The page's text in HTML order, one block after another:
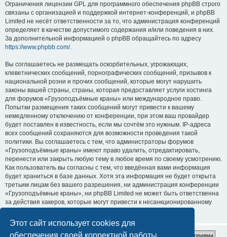
Этот сайт использует cookies для
обеспечения своей корректной работы.
Ограничения лицензии GPL для программного обеспечения phpBB строго
связаны с организацией и поддержкой интернет-конференций, и phpBB
Limited не несёт ответственности за то, что администрация конференций
определяет в качестве допустимого содержания и/или поведения в них.
За дополнительной информацией о phpBB обращайтесь по адресу
https://www.phpbb.com/.
Вы соглашаетесь не размещать оскорбительных, угрожающих,
клеветнических сообщений, порнографических сообщений, призывов к
национальной розни и прочих сообщений, которые могут нарушить
законы вашей страны, страны, которая предоставляет услуги хостинга
для форумов «Грузоподъёмные краны» или международное право.
Попытки размещения таких сообщений могут привести к вашему
немедленному отключению от конференции, при этом ваш провайдер
будет поставлен в известность, если мы сочтём это нужным. IP-адреса
всех сообщений сохраняются для возможности проведения такой
политики. Вы соглашаетесь с тем, что администраторы форумов
«Грузоподъёмные краны» имеют право удалить, отредактировать,
перенести или закрыть любую тему в любое время по своему усмотрению.
Как пользователь вы согласны с тем, что введённая вами информация
будет храниться в базе данных. Хотя эта информация не будет открыта
третьим лицам без вашего разрешения, ни администрация конференции
«Грузоподъёмные краны», ни phpBB Limited не может быть ответственна
за действия хакеров, которые могут привести к несанкционированному